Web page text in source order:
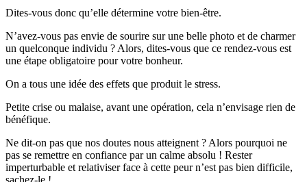
Dites-vous donc qu’elle détermine votre bien-être.
N’avez-vous pas envie de sourire sur une belle photo et de charmer
un quelconque individu ? Alors, dites-vous que ce rendez-vous est
une étape obligatoire pour votre bonheur.
On a tous une idée des effets que produit le stress.
Petite crise ou malaise, avant une opération, cela n’envisage rien de
bénéfique.
Ne dit-on pas que nos doutes nous atteignent ? Alors pourquoi ne
pas se remettre en confiance par un calme absolu ! Rester
imperturbable et relativiser face à cette peur n’est pas bien difficile,
sachez-le !